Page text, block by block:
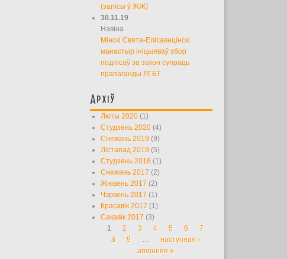
(запісы ў ЖЖ)
30.11.19
Навіна
Мінскі Свята-Елісавецінскі
манастыр ініцыяваў збор
подпісаў за закон супраць
прапаганды ЛГБТ
Архіў
Люты 2020 (1)
Студзень 2020 (4)
Снежань 2019 (9)
Лістапад 2019 (5)
Студзень 2018 (1)
Снежань 2017 (2)
Жнівень 2017 (2)
Чэрвень 2017 (1)
Красавік 2017 (1)
Сакавік 2017 (3)
Старонкі
1 2 3 4 5 6
7
8
9 …
наступная ›
апошняя »